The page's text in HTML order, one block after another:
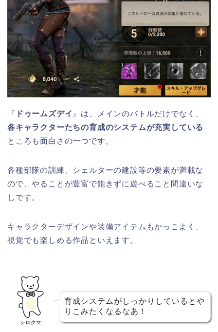
『 ドゥームズデイ 』は、メインのバトルだけでなく、
各キャラクターたちの育成のシステムが充実している
ところも面白さの一つです。
各種部隊の訓練、シェルターの建設等の要素が満載な
ので、やることが豊富で飽きずに遊べること間違いな
しです。
キャラクターデザインや装備アイテムもかっこよく、
視覚でも楽しめる作品といえます。
シロクマ
育成システムがしっかりしているとや
りこみたくなるなあ！